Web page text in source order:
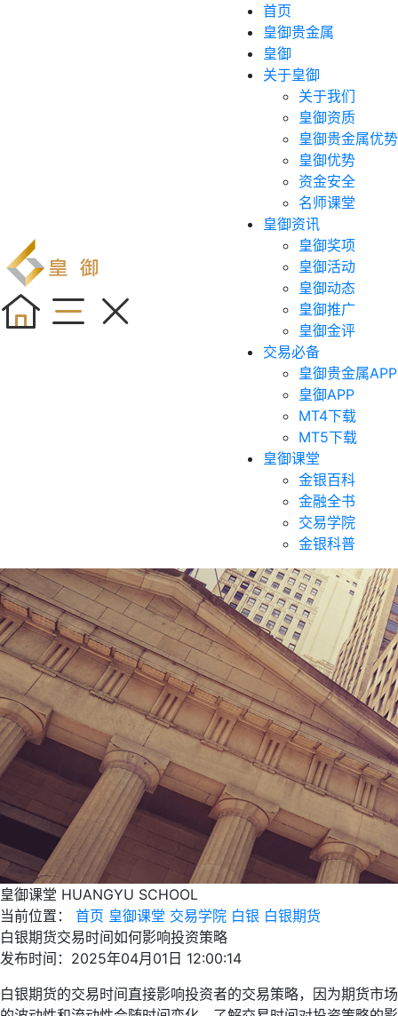
首页
皇御贵金属
皇御
关于皇御
关于我们
皇御资质
皇御贵金属优势
皇御优势
资金安全
名师课堂
皇御资讯
皇御奖项
皇御活动
皇御动态
皇御推广
皇御金评
交易必备
皇御贵金属APP
皇御APP
MT4下载
MT5下载
皇御课堂
金银百科
金融全书
交易学院
金银科普
皇御课堂 HUANGYU SCHOOL
当前位置：
首页 皇御课堂 交易学院 白银 白银期货
白银期货交易时间如何影响投资策略
发布时间：2025年04月01日 12:00:14
白银期货的交易时间直接影响投资者的交易策略，因为期货市场